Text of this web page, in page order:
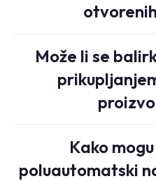
jednostavnijem uklanjanju
između ciklusa i poboljšava
Može li se
može učinkovitije premjestiti
proizvodnih područja u
Kako
poluautomatski